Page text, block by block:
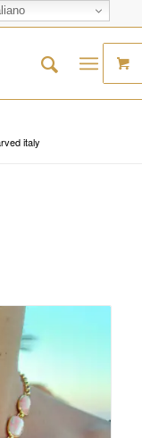
italy